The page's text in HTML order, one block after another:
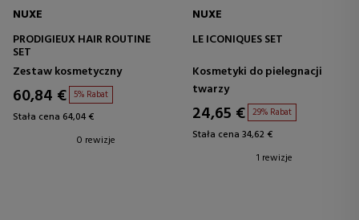
NUXE
PRODIGIEUX HAIR ROUTINE
SET
Zestaw kosmetyczny
60,84 € 5% Rabat
Stała cena 64,04 €
0 rewizje
NUXE
LE ICONIQUES SET
Kosmetyki do pielegnacji
twarzy
24,65 € 29% Rabat
Stała cena 34,62 €
1 rewizje